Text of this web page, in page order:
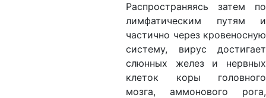
Распространяясь затем по
лимфатическим путям и
частично через кровеносную
систему, вирус достигает
слюнных желез и нервных
клеток коры головного
мозга, аммонового рога,